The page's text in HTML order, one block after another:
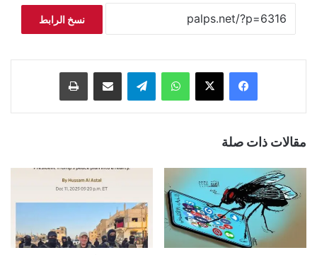
نسخ الرابط
فيسبوك ‫X واتساب تيلقرام مشاركة عبر البريد طباعة
مقالات ذات صلة